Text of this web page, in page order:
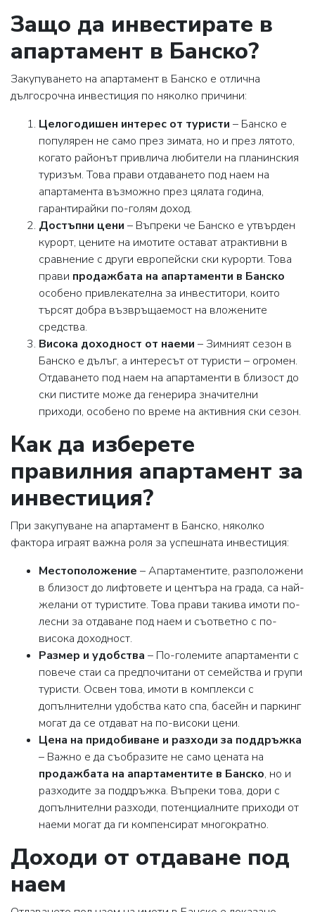
Защо да инвестирате в
апартамент в Банско?
Закупуването на апартамент в Банско е отлична
дългосрочна инвестиция по няколко причини:
Целогодишен интерес от туристи – Банско е
популярен не само през зимата, но и през лятото,
когато районът привлича любители на планинския
туризъм. Това прави отдаването под наем на
апартамента възможно през цялата година,
гарантирайки по-голям доход.
Достъпни цени – Въпреки че Банско е утвърден
курорт, цените на имотите остават атрактивни в
сравнение с други европейски ски курорти. Това
прави продажбата на апартаменти в Банско
особено привлекателна за инвеститори, които
търсят добра възвръщаемост на вложените
средства.
Висока доходност от наеми – Зимният сезон в
Банско е дълъг, а интересът от туристи – огромен.
Отдаването под наем на апартаменти в близост до
ски пистите може да генерира значителни
приходи, особено по време на активния ски сезон.
Как да изберете
правилния апартамент за
инвестиция?
При закупуване на апартамент в Банско, няколко
фактора играят важна роля за успешната инвестиция:
Местоположение – Апартаментите, разположени
в близост до лифтовете и центъра на града, са най-
желани от туристите. Това прави такива имоти по-
лесни за отдаване под наем и съответно с по-
висока доходност.
Размер и удобства – По-големите апартаменти с
повече стаи са предпочитани от семейства и групи
туристи. Освен това, имоти в комплекси с
допълнителни удобства като спа, басейн и паркинг
могат да се отдават на по-високи цени.
Цена на придобиване и разходи за поддръжка
– Важно е да съобразите не само цената на
продажбата на апартаментите в Банско, но и
разходите за поддръжка. Въпреки това, дори с
допълнителни разходи, потенциалните приходи от
наеми могат да ги компенсират многократно.
Доходи от отдаване под
наем